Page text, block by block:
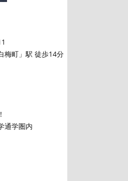
梅町」駅 徒歩14分
通学圏内